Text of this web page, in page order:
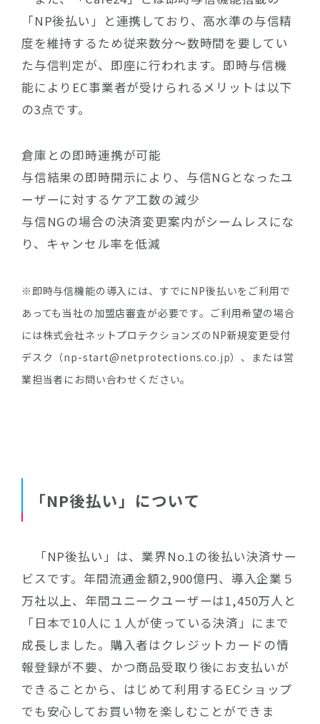
「NP後払い」と連携しており、高水準の与信精
度を維持するため従来数分～数時間を要してい
た与信判定が、即座に行われます。即時与信機
能によりEC事業者が受けられるメリットは以下
の3点です。
倉庫との即時連携が可能
与信結果の即時開示により、与信NGとなったユ
ーザーに対するケア工数の減少
与信NGの場合の決済変更案内がシームレスにな
り、キャンセル率を低減
※即時与信機能の導入には、すでにNP後払いをご利用で
あっても当社の加盟店審査が必要です。ご利用希望の場合
には株式会社ネットプロテクションズのNP新規変更受付
デスク（np-start@netprotections.co.jp）、または営
業担当者にお問い合わせください。
「NP後払い」について
「NP後払い」は、業界No.1の後払い決済サー
ビスです。年間流通金額2,900億円、導入企業５
万社以上、年間ユニークユーザーは1,450万人と
「日本で10人に１人が使っている決済」にまで
成長しました。購入者はクレジットカードの情
報登録が不要、かつ商品受取り後にお支払いが
できることから、はじめて利用するECショップ
でも安心してお買い物を楽しむことができま